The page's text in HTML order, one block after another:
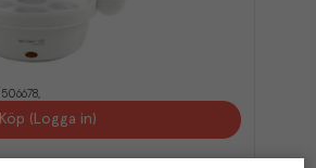
506678
Köp (Logga in)